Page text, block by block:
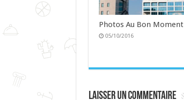
Photos Au Bon Moment
05/10/2016
Laisser un commentaire